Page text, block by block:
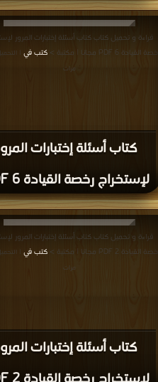
كتاب أسئلة إختبارات
لإستخراج رخصة القيادة 6 PDF
قراءة و تحميل كتاب كتاب أسئلة إختبارات المرور
رخصة القيادة 6 PDF مجانا | مكتبة >
كتب في
|
مرات
كتاب أسئلة إختبارات
قراءة و تحميل كتاب كتاب أسئلة إختبارات المرور
رخصة القيادة 2 PDF مجانا | مكتبة >
كتب في
|
مرات